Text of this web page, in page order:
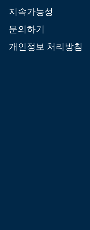
지속가능성
문의하기
개인정보 처리방침